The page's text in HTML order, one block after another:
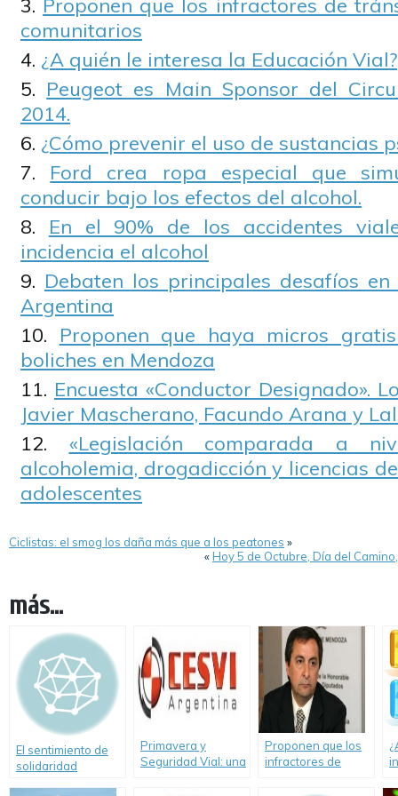
Proponen que los infractores de
comunitarios
¿A quién le interesa la Educación Vial?
Peugeot es Main Sponsor del
2014.
¿Cómo prevenir el uso de sustancias
Ford crea ropa especial que
conducir bajo los efectos del alcohol.
En el 90% de los accidentes
incidencia el alcohol
Debaten los principales desafíos
Argentina
Proponen que haya micros
boliches en Mendoza
Encuesta «Conductor Designado».
Javier Mascherano, Facundo Arana y
«Legislación comparada a
alcoholemia, drogadicción y licencias
adolescentes
Ciclistas: el smog los daña más que a los peatones »
«Hoy 5 de Octubre, Día del
más...
El sentimiento de
solidaridad
Primavera y
Seguridad Vial: una
Proponen que los
infractores de